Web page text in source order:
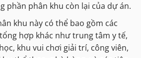
phần phân khu còn lại của dự án.
khu này có thể bao gồm các
hợp khác như trung tâm y tế,
khu vui chơi giải trí, công viên,